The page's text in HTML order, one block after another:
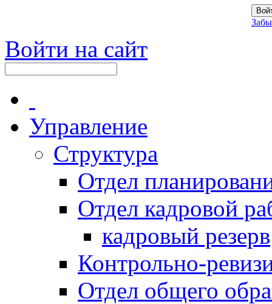
Войти на сайт
Управление
Структура
Отдел
Отдел кадровой
кадровый резерв
Контрольно-
Отдел общего